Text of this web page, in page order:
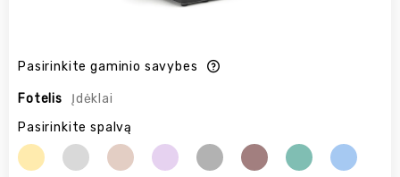
Pasirinkite gaminio savybes
Fotelis
Įdėklai
Pasirinkite spalvą